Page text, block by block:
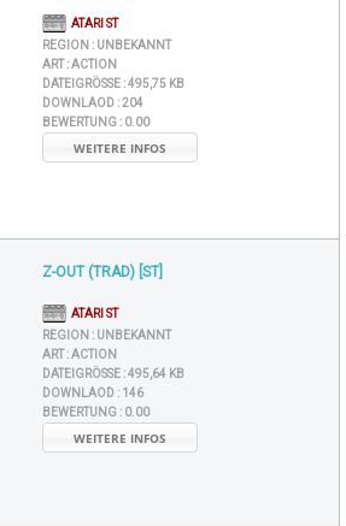
ATARI ST
REGION : UNBEKANNT
ART :ACTION
DATEIGRÖSSE : 495,75 KB
DOWNLAOD :204
BEWERTUNG : 0.00
WEITERE INFOS
Z-OUT (TRAD) [ST]
ATARI ST
REGION : UNBEKANNT
ART :ACTION
DATEIGRÖSSE : 495,64 KB
DOWNLAOD : 146
BEWERTUNG : 0.00
WEITERE INFOS